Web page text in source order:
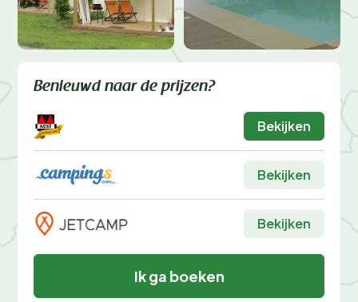
Benieuwd naar de prijzen?
Bekijken
Bekijken
Bekijken
Ik ga boeken